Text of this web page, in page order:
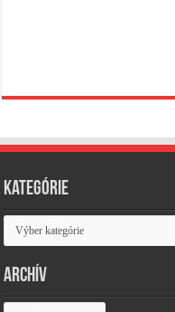
Kategórie
Kategórie
Archív
Archív